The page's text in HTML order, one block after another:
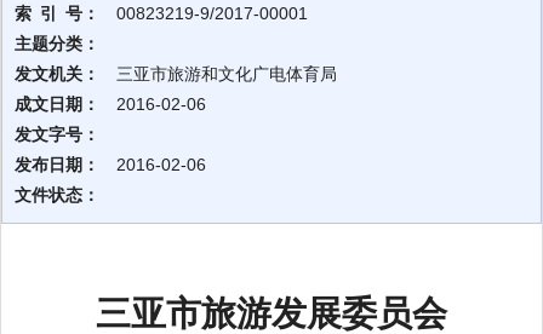
索 引 号：
00823219-9/2017-00001
主题分类：
发文机关：
三亚市旅游和文化广电体育局
成文日期：
2016-02-06
发文字号：
发布日期：
2016-02-06
文件状态：
三亚市旅游发展委员会